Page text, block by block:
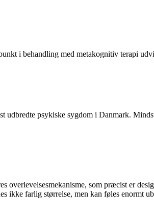
i behandling med metakognitiv terapi
psykiske sygdom i Danmark.
som præcist er
ikke farlig størrelse, men kan føles enormt